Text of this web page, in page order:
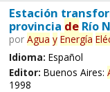
Estación
provincia deRío
por Agua y Energía
Idioma: Español
Editor: Buenos Aires:
1998